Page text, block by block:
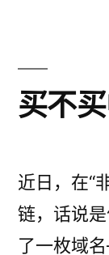
据
网
据
Dropbox
（上）
买不
近日，在“
链，话说
了一枚域